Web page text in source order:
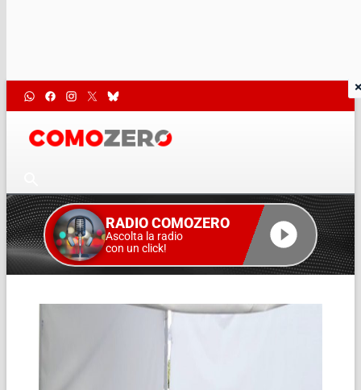
RADIO COMOZERO
Ascolta la radio
con un click!